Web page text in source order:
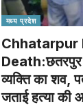
मध्य प्रदेश
Chhatarpur
Death:छतरपुर
व्यक्ति का शव,
जताई हत्या की